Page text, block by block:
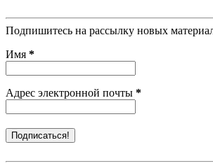
Подпишитесь на рассылку новых
Имя *
Адрес электронной почты *